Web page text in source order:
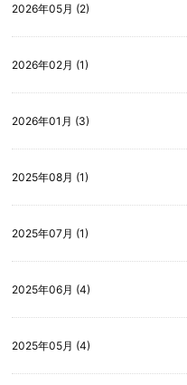
2026年05月 (2)
2026年02月 (1)
2026年01月 (3)
2025年08月 (1)
2025年07月 (1)
2025年06月 (4)
2025年05月 (4)